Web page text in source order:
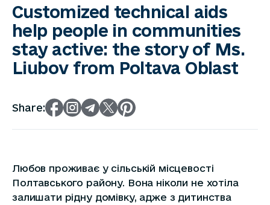
Customized technical aids
help people in communities
stay active: the story of Ms.
Liubov from Poltava Oblast
Share:
Любов проживає у сільській місцевості
Полтавського району. Вона ніколи не хотіла
залишати рідну домівку, адже з дитинства